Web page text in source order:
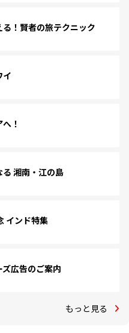
！賢者の旅テクニック
イ
！
湘南・江の島
インド特集
ズ広告のご案内
もっと見る